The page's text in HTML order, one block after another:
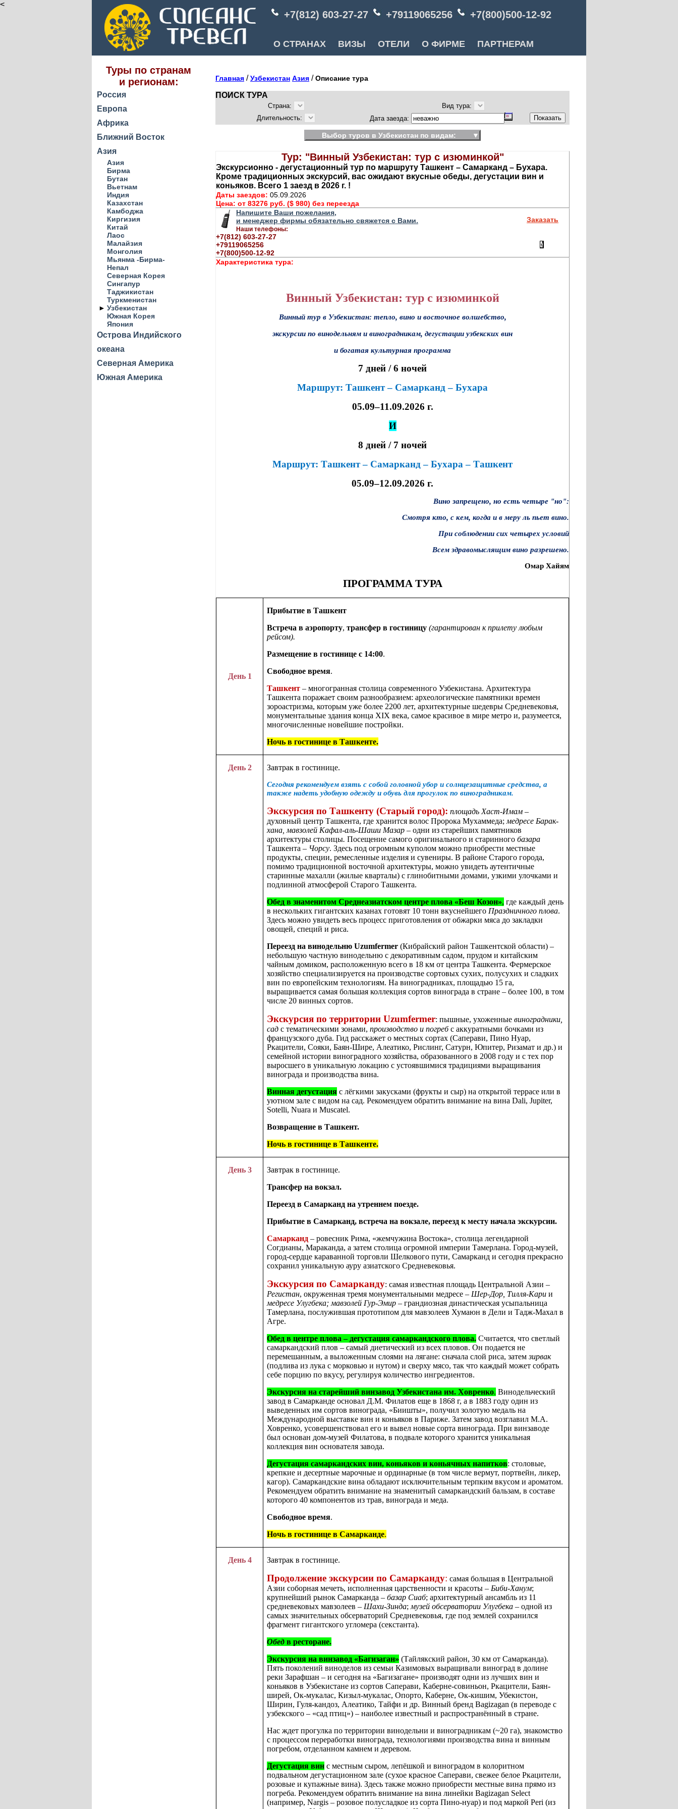
<
+7(812) 603-27-27 +79119065256 +7(800)500-12-92
О СТРАНАХ ВИЗЫ ОТЕЛИ О ФИРМЕ ПАРТНЕРАМ
Туры по странам
и регионам:
Россия
Европа
Африка
Ближний Восток
Азия
Азия
Бирма
Бутан
Вьетнам
Индия
Казахстан
Камбоджа
Киргизия
Китай
Лаос
Малайзия
Монголия
Мьянма -Бирма-
Непал
Северная Корея
Сингапур
Таджикистан
Туркменистан
► Узбекистан
Южная Корея
Япония
Острова Индийского
океана
Северная Америка
Южная Америка
Главная /Узбекистан Азия /Описание тура
ПОИСК ТУРА
Страна:
Вид тура:
Длительность:
Дата заезда:
Выбор туров в Узбекистан по видам: ▼
Тур: "Винный Узбекистан: тур с изюминкой"
Экскурсионно - дегустационный тур по маршруту Ташкент – Самарканд – Бухара.
Кроме традиционных экскурсий, вас ожидают вкусные обеды, дегустации вин и
коньяков. Всего 1 заезд в 2026 г. !
Даты заездов: 05.09.2026
Цена: от 83276 руб. ($ 980) без переезда
Напишите Ваши пожелания,
и менеджер фирмы обязательно свяжется с Вами.
Наши телефоны:
+7(812) 603-27-27
+79119065256
+7(800)500-12-92
Заказать
Характеристика тура:
Винный Узбекистан: тур с изюминкой
Винный тур в Узбекистан: тепло, вино и восточное волшебство,
экскурсии по винодельням и виноградникам, дегустации узбекских вин
и богатая культурная программа
7 дней / 6 ночей
Маршрут: Ташкент – Самарканд – Бухара
05.09–11.09.2026 г.
И
8 дней / 7 ночей
Маршрут: Ташкент – Самарканд – Бухара – Ташкент
05.09–12.09.2026 г.
Вино запрещено, но есть четыре "но":
Смотря кто, с кем, когда и в меру ль пьет вино.
При соблюдении сих четырех условий
Всем здравомыслящим вино разрешено.
Омар Хайям
ПРОГРАММА ТУРА
День 1
Прибытие в Ташкент
Встреча в аэропорту,трансфер в гостиницу (гарантирован к прилету любым
рейсом).
Размещение в гостинице с 14:00.
Свободное время.
Ташкент – многогранная столица современного Узбекистана. Архитектура
Ташкента поражает своим разнообразием: археологические памятники времен
зороастризма, которым уже более 2200 лет, архитектурные шедевры Средневековья,
монументальные здания конца XIX века, самое красивое в мире метро и, разумеется,
многочисленные новейшие постройки.
Ночь в гостинице в Ташкенте.
День 2 Завтрак в гостинице.
Сегодня рекомендуем взять с собой головной убор и солнцезащитные средства, а
также надеть удобную одежду и обувь для прогулок по виноградникам.
Экскурсия по Ташкенту (Старый город): площадь Хаст-Имам –
духовный центр Ташкента, где хранится волос Пророка Мухаммеда; медресе Барак-
хана, мавзолей Кафал-аль-Шаши Мазар – одни из старейших памятников
архитектуры столицы.Посещение самого оригинального и старинногобазара
Ташкента – Чорсу. Здесь под огромным куполом можно приобрести местные
продукты, специи, ремесленные изделия и сувениры.В районе Старого города,
помимо традиционной восточной архитектуры,можно увидеть аутентичные
старинные махалли (жилые кварталы) с глинобитными домами, узкими улочками и
подлинной атмосферой Старого Ташкента.
Обед в знаменитом Среднеазиатском центре плова «Беш Козон», гдекаждый день
в нескольких гигантских казанах готовят 10 тонн вкуснейшего Праздничного плова.
Здесь можно увидеть весь процесс приготовления от обжарки мяса до закладки
овощей, специй и риса.
Переезд на винодельню Uzumfermer(Кибрайский район Ташкентской области)–
небольшую частную винодельню с декоративным садом, прудом и китайским
чайным домиком, расположенную всего в 18 км от центра Ташкента. Фермерское
хозяйство специализируется на производстве сортовых сухих, полусухих и сладких
вин по европейским технологиям. На виноградниках, площадью 15 га,
выращивается самая большая коллекция сортов винограда в стране– более 100, в том
числе 20 винных сортов.
Экскурсия по территории Uzumfermer: пышные, ухоженныевиноградники,
сад с тематическими зонами,производство и погребс аккуратными бочками из
французского дуба. Гид расскажет о местных сортах (Саперави, Пино Нуар,
Ркацители, Сояки, Баян-Шире, Алеатико, Рислинг, Сатурн, Юпитер, Ризамат и др.) и
семейной истории виноградного хозяйства, образованного в 2008 году и с тех пор
выросшего в уникальную локацию с устоявшимися традициями выращивания
винограда и производства вина.
Винная дегустация с лёгкими закусками (фрукты и сыр) на открытой террасе или в
уютном зале с видом на сад. Рекомендуем обратить внимание на вина Dali, Jupiter,
Sotelli, Nuara и Muscatel.
Возвращение в Ташкент.
Ночь в гостинице в Ташкенте.
День 3
Завтрак в гостинице.
Трансфер на вокзал.
Переезд в Самарканд на утреннем поезде.
Прибытие в Самарканд, встреча на вокзале, переезд к месту начала экскурсии.
Самарканд – ровесник Рима, «жемчужина Востока», столица легендарной
Согдианы, Мараканда, а затем столица огромной империи Тамерлана. Город-музей,
город-сердце караванной торговли Шелкового пути, Самарканд и сегодня прекрасно
сохранил уникальную ауру азиатского Средневековья.
Экскурсия по Самарканду:самая известная площадь Центральной Азии –
Регистан, окруженная тремя монументальными медресе – Шер-Дор, Тилля-Кари и
медресе Улугбека; мавзолей Гур-Эмир – грандиозная династическая усыпальница
Тамерлана, послужившая прототипом для мавзолеев Хумаюн в Дели и Тадж-Махал в
Агре.
Обед в центре плова–дегустация самаркандского плова. Считается, что светлый
самаркандский плов – самый диетический из всех пловов. Он подается не
перемешанным, а выложенным слоями на лягане: сначала слой риса, затемзирвак
(подлива из лука с морковью и нутом) и сверху мясо, так что каждый может собрать
себе порцию по вкусу, регулируя количество ингредиентов.
Экскурсия на старейший винзавод Узбекистана им. Ховренко. Винодельческий
завод в Самарканде основал Д.М. Филатов еще в 1868 г, а в 1883 году один из
выведенных им сортов винограда, «Биишты», получил золотую медаль на
Международнойвыставке вин и коньяковв Париже. Затем завод возглавил М.А.
Ховренко, усовершенствовал его и вывел новые сорта винограда. При винзаводе
был основан дом-музей Филатова, в подвале которого хранится уникальная
коллекция вин основателя завода.
Дегустация самаркандских вин, коньяков и коньячных напитков: столовые,
крепкие и десертные марочные и ординарные (в том числе вермут, портвейн, ликер,
кагор). Самаркандские вина обладают исключительным терпким вкусом и ароматом.
Рекомендуем обратить внимание на знаменитый самаркандский бальзам, в составе
которого 40 компонентов из трав, винограда и меда.
Свободное время.
Ночь в гостинице в Самарканде.
День 4 Завтрак в гостинице.
Продолжение экскурсии по Самарканду: самая большая в Центральной
Азии соборная мечеть, исполненная царственности и красоты – Биби-Ханум;
крупнейший рынок Самарканда –базар Сиаб; архитектурный ансамбль из 11
средневековых мавзолеев – Шахи-Зинда; музей обсерватории Улугбека– одной из
самых значительных обсерваторий Средневековья, где под землей сохранился
фрагмент гигантского угломера (секстанта).
Обед в ресторане.
Экскурсия на винзавод «Багизаган» (Тайлякский район, 30 км от Самарканда).
Пять поколений виноделов из семьи Казимовых выращивали виноград в долине
реки Зарафшан – и сегодня на «Багизагане» производят одни из лучших вин и
коньяков в Узбекистане из сортов Саперави, Каберне-совиньон, Ркацители, Баян-
ширей, Ок-мукалас, Кизыл-мукалас, Опорто, Каберне, Ок-кишим, Убекистон,
Ширин, Гуля-кандоз, Алеатико, Тайфи и др. Винный бренд Bagizagan (в переводе с
узбекского – «сад птиц») – наиболее известный и распространённый в стране.
Нас ждет прогулка по территории винодельни и виноградникам (~20 га), знакомство
с процессом переработки винограда, технологиями производства вина и винным
погребом, отделанном камнем и деревом.
Дегустация вин с местным сыром, лепёшкой и виноградом в колоритном
подвальном дегустационном зале (сухое красное Саперави, свежее белое Ркацители,
розовые и купажные вина). Здесь также можно приобрести местные вина прямо из
погреба. Рекомендуем обратить внимание на вина линейки Bagizagan Select
(например, Nargis – розовое полусладкое из сорта Пино-нуар) и под маркой Peri (из